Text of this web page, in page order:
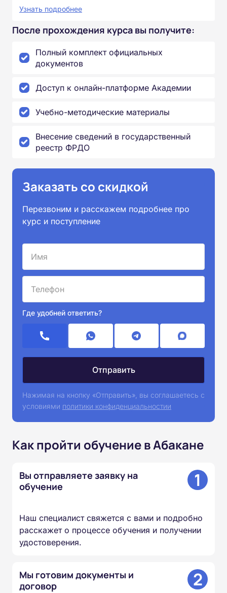
Узнать подробнее
После прохождения курса вы получите:
Полный комплект официальных
документов
Доступ к онлайн-платформе Академии
Учебно-методические материалы
Внесение сведений в государственный
реестр ФРДО
Заказать со скидкой
Перезвоним и расскажем подробнее про
курс и поступление
Где удобней ответить?
Нажимая на кнопку «Отправить», вы соглашаетесь с
условиями политики конфиденциальностии
Как пройти обучение в Абакане
Вы отправляете заявку на
обучение
1
Наш специалист свяжется с вами и подробно
расскажет о процессе обучения и получении
удостоверения.
Мы готовим документы и
договор
2